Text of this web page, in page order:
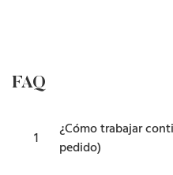
FAQ
1
¿Cómo trabajar
pedido)